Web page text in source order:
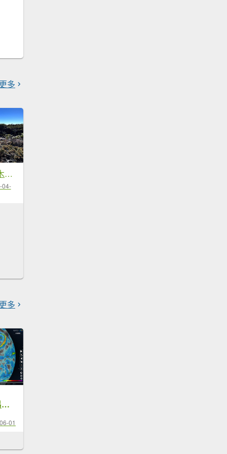
多
雪山黑森林直上甘木林山登雪主雪南過志佳陽下馬武霸兩日C型
04-
多
[氣象]天氣預報容易被忽視的大氣背景:西南季風，是夏季與梅雨季豐沛降雨的推手
01